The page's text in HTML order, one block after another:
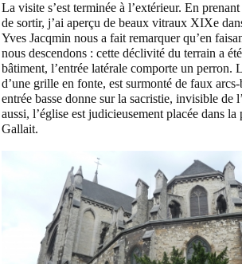
La visite s’est terminée à l’extérieur. En
de sortir, j’ai aperçu de beaux vitraux XIXe
Yves Jacqmin nous a fait remarquer qu’en
nous descendons : cette déclivité du terrain a
bâtiment, l’entrée latérale comporte un perron.
d’une grille en fonte, est surmonté de faux
entrée basse donne sur la sacristie, invisible de
aussi, l’église est judicieusement placée dans
Gallait.